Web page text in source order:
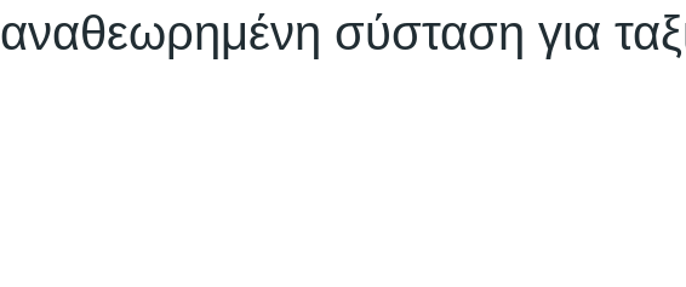
αναθεωρημένη σύσταση για